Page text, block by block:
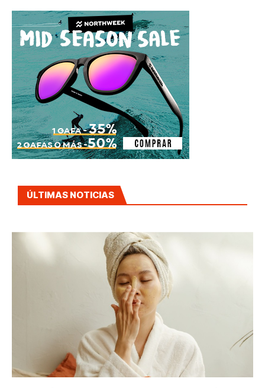
ÚLTIMAS NOTICIAS